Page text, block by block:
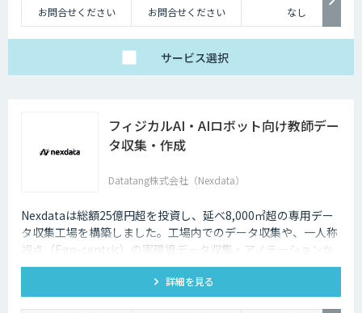
お問合せください
お問合せください なし
サービス選択
フィジカルAI・AIロボット向け教師デー
タ収集・作成
Datatang株式会社（Nexdata）
Nexdataは総額25億円超を投資し、延べ8,000㎡超の専用デー
タ収集工場を構築しました。工場内でのデータ収集や、一人称
視点（Ego-centric）の実環境データ収集・アノテーションか
ら、環境認識・意思決定・動作制御に対応した既製データセッ
トまで、フィジカルAI開発を加速させる包括的なデータソリュ
ーションを提供いたします。
詳細を見る